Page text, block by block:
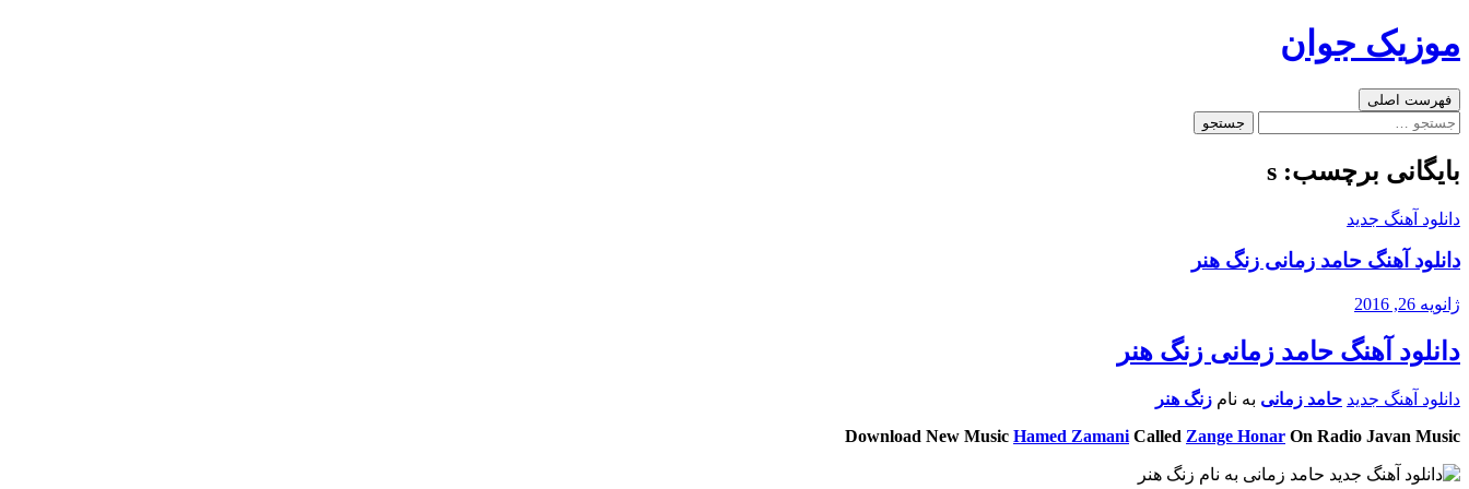
به
موزیک جوان
جست‌وجو
فهرست اصلی
جستجو
بایگانی برچسب: s
دانلود آهنگ جدید
دانلود آهنگ حامد زمانی زنگ هنر
ژانویه 26, 2016
دانلود آهنگ حامد زمانی زنگ هنر
دانلود آهنگ جدید حامد زمانی به نام زنگ هنر
Download New Music Hamed Zamani Called Zange Honar On Radio Javan Music